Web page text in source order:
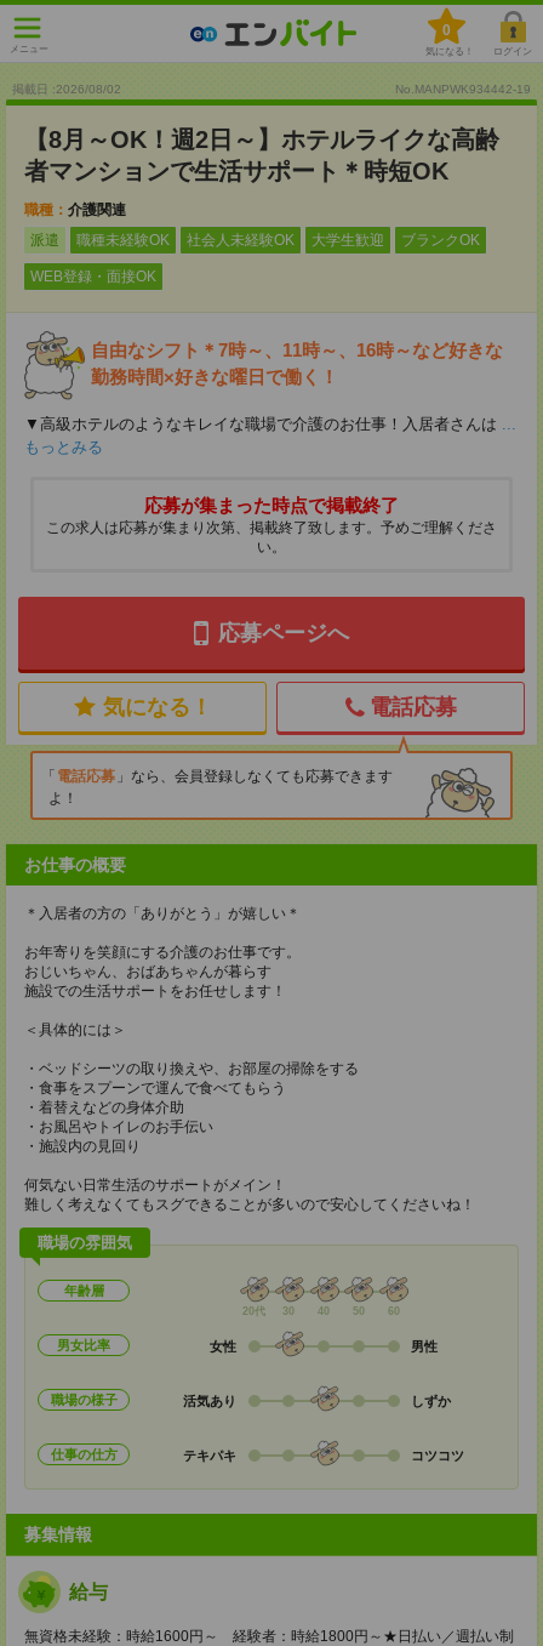
メニュー
0
気になる！ ログイン
掲載日 :2026/08/02 No.MANPWK934442-19
【8月～OK！週2日～】ホテルライクな高齢
者マンションで生活サポート＊時短OK
職種： 介護関連
派遣
職種未経験OK 社会人未経験OK 大学生歓迎 ブランクOK
WEB登録・面接OK
自由なシフト＊7時～、11時～、16時～など好きな
勤務時間×好きな曜日で働く！
▼高級ホテルのようなキレイな職場で介護のお仕事！入居者さんは ...
もっとみる
応募が集まった時点で掲載終了
この求人は応募が集まり次第、掲載終了致します。予めご理解くださ
い。
応募ページへ
気になる！ 電話応募
電話応募
なら、会員登録しなくても応募できます
よ！
お仕事の概要
＊入居者の方の「ありがとう」が嬉しい＊
お年寄りを笑顔にする介護のお仕事です。
おじいちゃん、おばあちゃんが暮らす
施設での生活サポートをお任せします！
＜具体的には＞
・ベッドシーツの取り換えや、お部屋の掃除をする
・食事をスプーンで運んで食べてもらう
・着替えなどの身体介助
・お風呂やトイレのお手伝い
・施設内の見回り
何気ない日常生活のサポートがメイン！
難しく考えなくてもスグできることが多いので安心してくださいね！
職場の雰囲気
年齢層
20代 30 40 50 60
男女比率 女性 男性
職場の様子 活気あり しずか
仕事の仕方 テキパキ コツコツ
募集情報
給与
無資格未経験：時給1600円～ 経験者：時給1800円～★日払い／週払い制